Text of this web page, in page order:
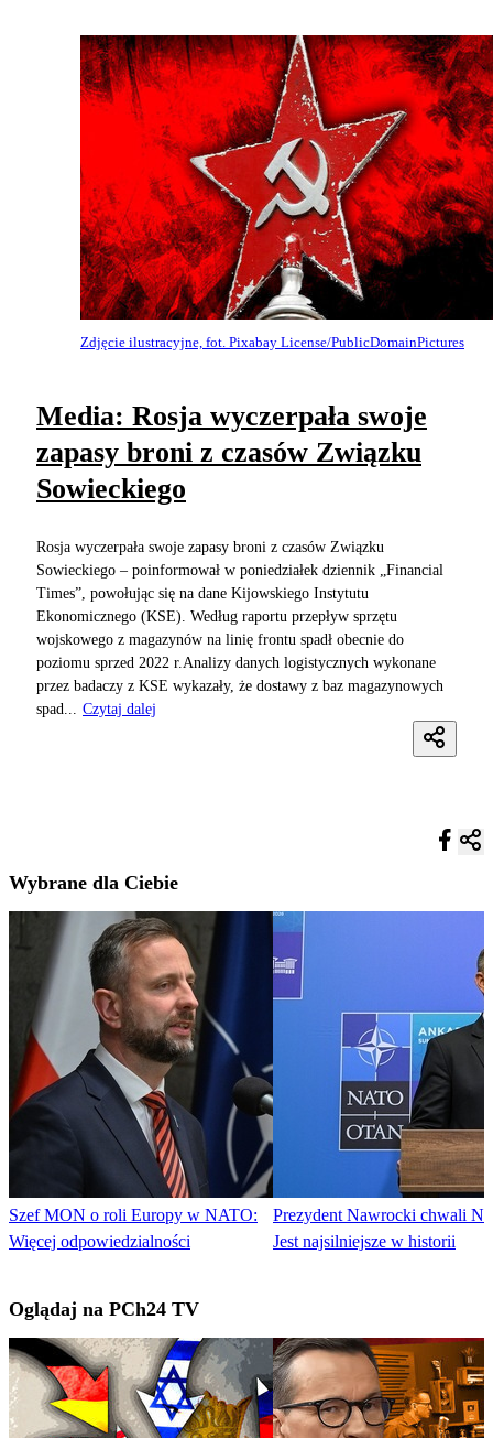
Zdjęcie ilustracyjne, fot. Pixabay License/PublicDomainPictures
Media: Rosja wyczerpała swoje
zapasy broni z czasów Związku
Sowieckiego
Rosja wyczerpała swoje zapasy broni z czasów Związku
Sowieckiego – poinformował w poniedziałek dziennik „Financial
Times”, powołując się na dane Kijowskiego Instytutu
Ekonomicznego (KSE). Według raportu przepływ sprzętu
wojskowego z magazynów na linię frontu spadł obecnie do
poziomu sprzed 2022 r.Analizy danych logistycznych wykonane
przez badaczy z KSE wykazały, że dostawy z baz magazynowych
spad...
Czytaj dalej
Wybrane dla Ciebie
Szef MON o roli Europy w NATO:
Więcej odpowiedzialności
Prezydent Nawrocki chwali
Jest najsilniejsze w historii
Oglądaj na PCh24 TV